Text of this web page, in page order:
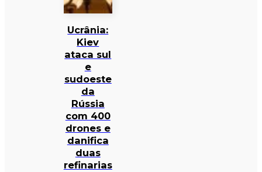
Ucrânia:
Kiev
ataca sul
e
sudoeste
da
Rússia
com 400
drones e
danifica
duas
refinarias